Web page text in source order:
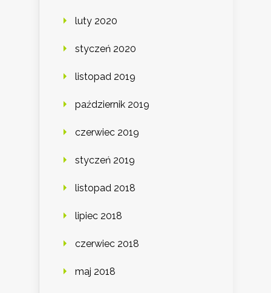
luty 2020
styczeń 2020
listopad 2019
październik 2019
czerwiec 2019
styczeń 2019
listopad 2018
lipiec 2018
czerwiec 2018
maj 2018